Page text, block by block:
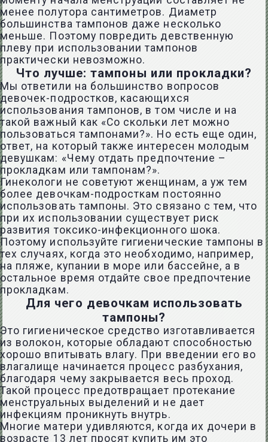
менее полутора сантиметров. Диаметр
большинства тампонов даже несколько
меньше. Поэтому повредить девственную
плеву при использовании тампонов
практически невозможно.
Что лучше: тампоны или прокладки?
Мы ответили на большинство вопросов
девочек-подростков, касающихся
использования тампонов, в том числе и на
такой важный как «Со скольки лет можно
пользоваться тампонами?». Но есть еще один,
ответ, на который также интересен молодым
девушкам: «Чему отдать предпочтение –
прокладкам или тампонам?».
Гинекологи не советуют женщинам, а уж тем
более девочкам-подросткам постоянно
использовать тампоны. Это связано с тем, что
при их использовании существует риск
развития токсико-инфекционного шока.
Поэтому используйте гигиенические тампоны в
тех случаях, когда это необходимо, например,
на пляже, купании в море или бассейне, а в
остальное время отдайте свое предпочтение
прокладкам.
Для чего девочкам использовать
тампоны?
Это гигиеническое средство изготавливается
из волокон, которые обладают способностью
хорошо впитывать влагу. При введении его во
влагалище начинается процесс разбухания,
благодаря чему закрывается весь проход.
Такой процесс предотвращает протекание
менструальных выделений и не дает
инфекциям проникнуть внутрь.
Многие матери удивляются, когда их дочери в
возрасте 13 лет просят купить им это